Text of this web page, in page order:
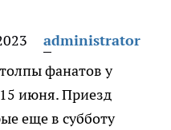
administrator
фанатов у
июня. Приезд
еще в субботу